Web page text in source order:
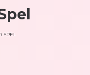
SPEL